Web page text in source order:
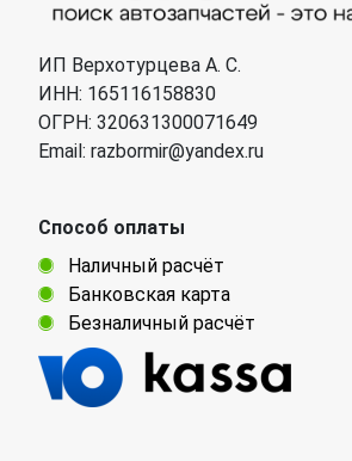
ИП Верхотурцева А. С.
ИНН: 165116158830
ОГРН: 320631300071649
Email: razbormir@yandex.ru
Способ оплаты
Наличный расчёт
Банковская карта
Безналичный расчёт